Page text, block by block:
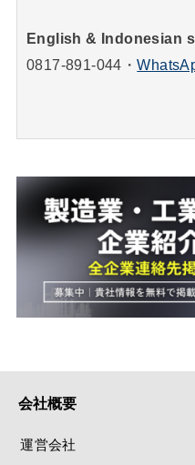
English & Indonesian
0817-891-044 ・
会社概要
運営会社